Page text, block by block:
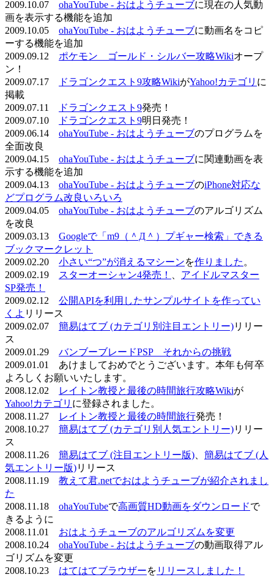
2009.10.07 ohaYouTube - おはようチューブに現在の人気動
画を表示する機能を追加
2009.10.05 ohaYouTube - おはようチューブに動画名をコピ
ーする機能を追加
2009.09.12 ポケモン ゴールド・シルバー攻略Wikiオープ
ン！
2009.07.17
ドラゴンクエスト9攻略WikiがYahoo!カテゴリ に
掲載
2009.07.11
ドラゴンクエスト9発売！
2009.07.10
ドラゴンクエスト9明日発売！
2009.06.14 ohaYouTube - おはようチューブのプログラムを
全面改良
2009.04.15 ohaYouTube - おはようチューブに関連動画を表
示する機能を追加
2009.04.13 ohaYouTube - おはようチューブのiPhone対応な
どプログラム改良いろいろ
2009.04.05 ohaYouTube - おはようチューブのアルゴリズム
を改良
2009.03.13 Googleで「m9（＾Д＾）プギャー検索」できる
ブックマークレット
2009.02.20 小さい“つ”が消えるマシーンを作りました 。
2009.02.19
スターオーシャン4発売！
アイドルマスター
SP発売！
2009.02.12 公開APIを利用したサンプルサイトを作ってい
くよ リリース
2009.02.07 簡易はてブ (カテゴリ別注目エントリー)リリー
ス
2009.01.29 バンブーブレードPSP それからの挑戦
2009.01.01 あけましておめでとうございます。本年も何卒
よろしくお願いいたします。
2008.12.02
レイトン教授と最後の時間旅行攻略Wikiが
Yahoo!カテゴリ に登録されました。
2008.11.27
レイトン教授と最後の時間旅行発売！
2008.10.27 簡易はてブ (カテゴリ別人気エントリー)リリー
ス
2008.11.26 簡易はてブ (注目エントリー版)
簡易はてブ (人
気エントリー版)リリース
2008.11.19 教えて君.netでおはようチューブが紹介されまし
た
2008.11.18 ohaYouTubeで高画質HD動画をダウンロードで
きるように
2008.11.01 おはようチューブのアルゴリズムを変更
2008.10.24 ohaYouTube - おはようチューブの動画取得アル
ゴリズムを変更
2008.10.23 はてはてブラウザーを リリースしました！